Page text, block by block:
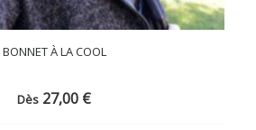
BONNET À LA COOL
Dès 27,00 €